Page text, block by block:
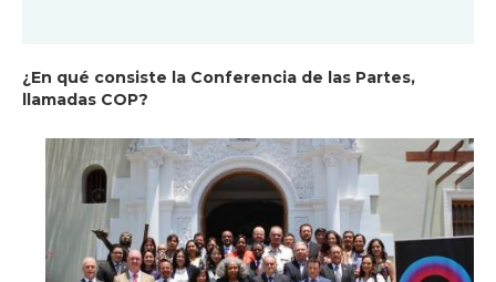
¿En qué consiste la Conferencia de las Partes,
llamadas COP?